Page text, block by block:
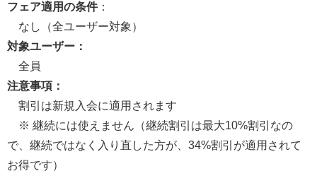
フェア適用の条件：
なし（全ユーザー対象）
対象ユーザー：
全員
注意事項：
割引は新規入会に適用されます
※ 継続には使えません（継続割引は最大10%割引なの
で、継続ではなく入り直した方が、34%割引が適用されて
お得です）